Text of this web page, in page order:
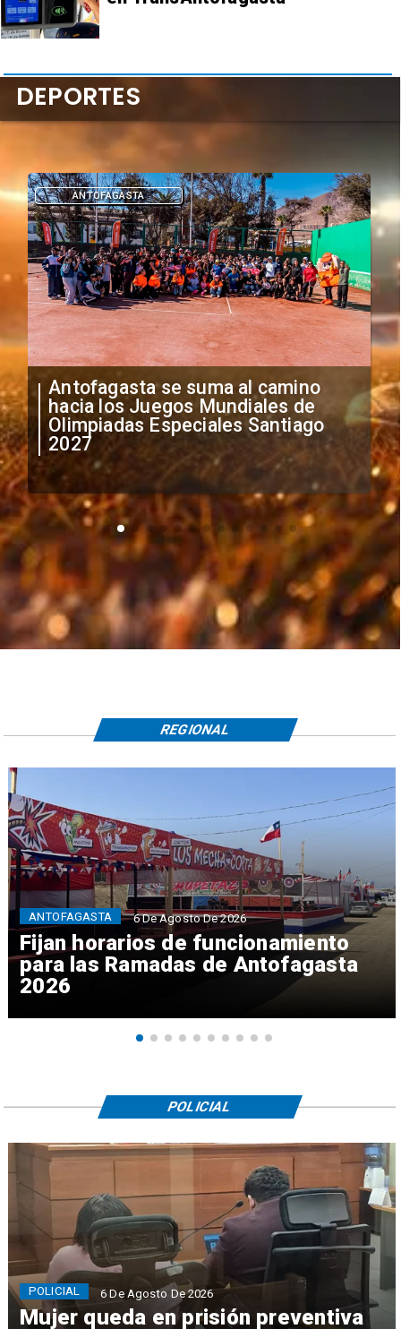
"Falta de profesionalismo": Sifup
anuncia medidas por situación
irregular de futbolistas
extranjeros
DEPORTES
DEPORTES
Fijan horarios de funcionamiento
para las Ramadas de Antofagasta
2026
ANTOFAGASTA 6 De Agosto De 2026
REGIONAL
Mujer queda en prisión preventiva
POLICIAL 6 De Agosto De 2026
POLICIAL